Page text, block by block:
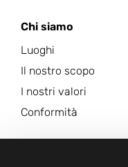
Chi siamo
Luoghi
Il nostro scopo
I nostri valori
Conformità